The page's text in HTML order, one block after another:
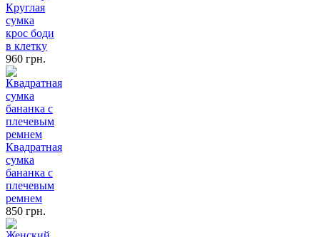
Круглая
сумка
крос боди
в клетку
960 грн.
Квадратная
сумка
бананка с
плечевым
ремнем
850 грн.